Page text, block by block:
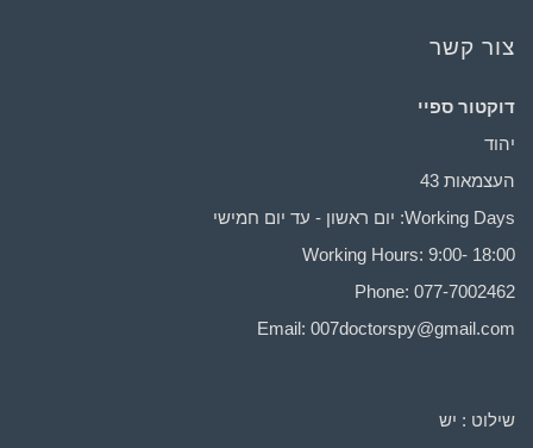
צור קשר
דוקטור ספיי
יהוד
העצמאות 43
Working Days: יום ראשון - עד יום חמישי
Working Hours: 9:00- 18:00
Phone: 077-7002462
Email: 007doctorspy@gmail.com
שילוט : יש